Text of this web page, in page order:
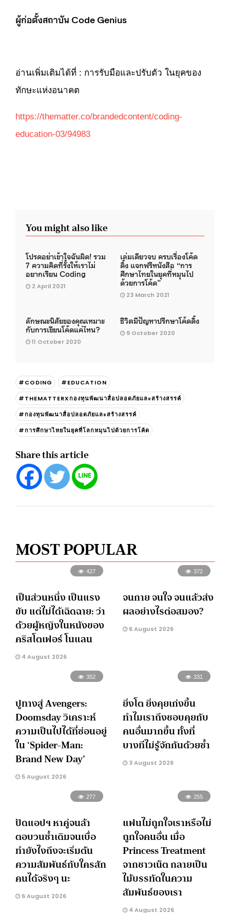
ผู้ก่อตั้งสถาบัน Code Genius
อ่านเพิ่มเติมได้ที่ : การรับมือและปรับตัว ในยุคของ
ทักษะแห่งอนาคต
https://thematter.co/brandedcontent/coding-
education-03/94983
You might also like
โปรดอย่าเข้าใจฉันผิด! รวม
7 ความคิดที่รั้งให้เราไม่
อยากเรียน Coding
2 April 2021
เล่มเดียวจบ ครบเรื่องโค้ด
ดิ้ง แจกฟรีหนังสือ “การ
ศึกษาไทยในยุคที่หมุนไป
ด้วยการโค้ด”
23 March 2021
ลักษณะนิสัยของคุณเหมาะ
กับการเขียนโค้ดแค่ไหน?
11 October 2020
ชีวิตมีปัญหาปรึกษาโค้ดดิ้ง
9 October 2020
#CODING
#EDUCATION
#THEMATTERXกองทุนพัฒนาสื่อปลอดภัยและสร้างสรรค์
#กองทุนพัฒนาสื่อปลอดภัยและสร้างสรรค์
#การศึกษาไทยในยุคที่โลกหมุนไปด้วยการโค้ด
Share this article
MOST POPULAR
427
เป็นส่วนหนึ่ง เป็นแรง
ขับ แต่ไม่ได้เฉิดฉาย: ว่า
ด้วยผู้หญิงในหนังของ
คริสโตเฟอร์ โนแลน
4 August 2026
372
จนกาย จนใจ จนแล้วส่ง
ผลอย่างไรต่อสมอง?
6 August 2026
352
ปูทางสู่ Avengers:
Doomsday วิเคราะห์
ความเป็นไปได้ที่ซ่อนอยู่
ใน ‘Spider-Man:
Brand New Day’
5 August 2026
331
ยิ่งโต ยิ่งคุยเก่งขึ้น
ทำไมเราถึงชอบคุยกับ
คนอื่นมากขึ้น ทั้งที่
บางทีไม่รู้จักกันด้วยซ้ำ
3 August 2026
277
ปัดแอปฯ หาคู่จนล้า
ตอบวนซ้ำเดิมจนเบื่อ
ทำยังไงถึงจะเริ่มต้น
ความสัมพันธ์กับใครสัก
คนได้จริงๆ นะ
6 August 2026
255
แฟนไม่ถูกใจเราหรือไม่
ถูกใจคนอื่น เมื่อ
Princess Treatment
จากชาวเน็ต กลายเป็น
ไม้บรรทัดในความ
สัมพันธ์ของเรา
4 August 2026